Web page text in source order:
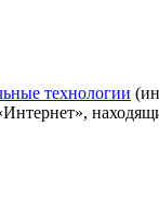
технологии